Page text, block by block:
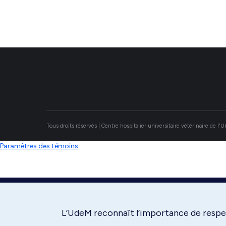
Tous droits réservés | Centre hospitalier universitaire vétérinaire de
Paramètres des témoins
L’UdeM reconnaît l’importance de